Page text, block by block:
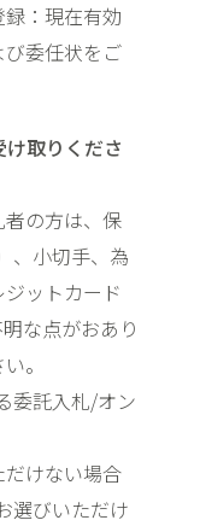
：現在有効
委任状をご
取りくださ
の方は、保
、小切手、為
ットカード
な点がおあり
。
委託入札/オン
けない場合
選びいただけ